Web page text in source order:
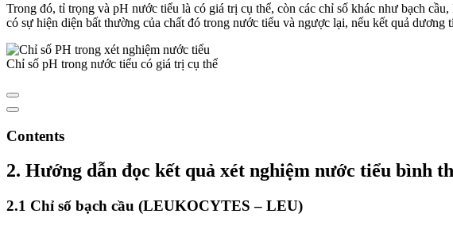
Trong đó, tỉ trọng và pH nước tiểu là có giá trị cụ thể, còn các chỉ số khác như bạch
có sự hiện diện bất thường của chất đó trong nước tiểu và ngược lại, nếu kết quả
Chỉ số pH trong nước tiểu có giá trị cụ thể
Contents
2. Hướng dẫn đọc kết quả xét nghiệm nước tiểu bình
2.1 Chỉ số bạch cầu (LEUKOCYTES – LEU)